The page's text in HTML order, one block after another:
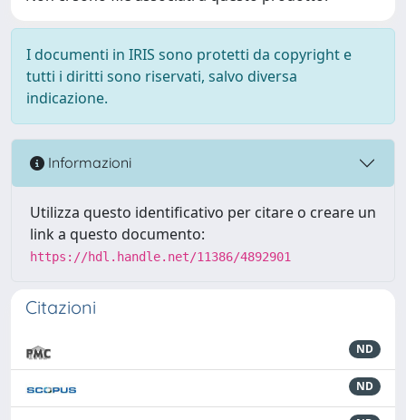
I documenti in IRIS sono protetti da copyright e
tutti i diritti sono riservati, salvo diversa
indicazione.
Informazioni
Utilizza questo identificativo per citare o creare un
link a questo documento:
https://hdl.handle.net/11386/4892901
Citazioni
ND
ND